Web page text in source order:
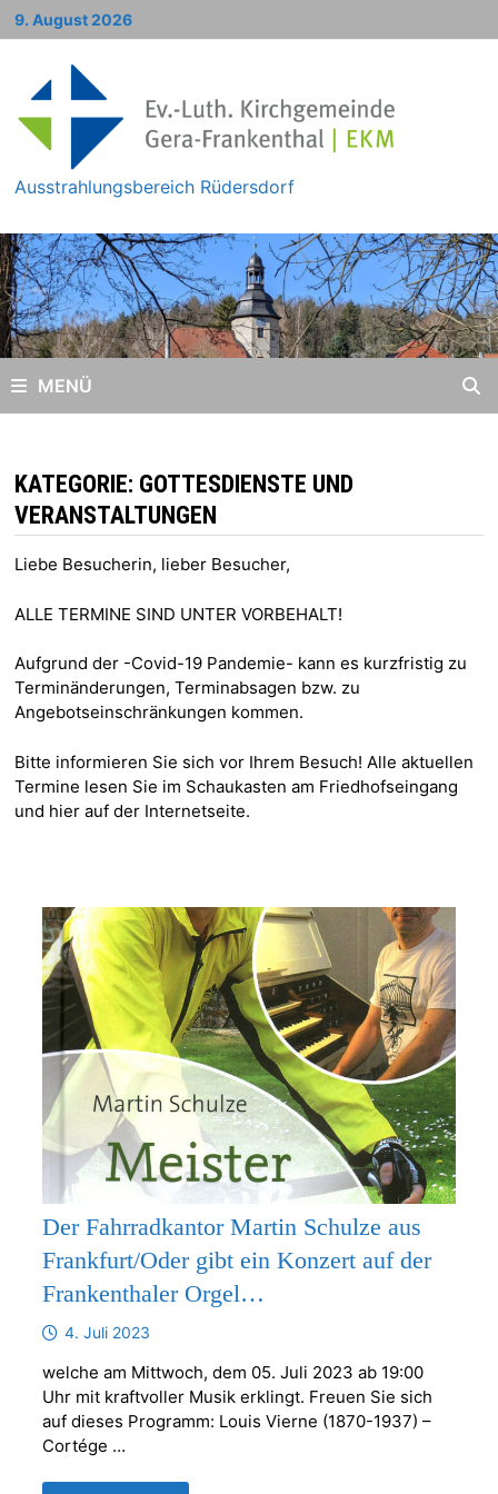
Zum
Inhalt
9. August 2026
Ausstrahlungsbereich Rüdersdorf
MENÜ
KATEGORIE: GOTTESDIENSTE UND
VERANSTALTUNGEN
Liebe Besucherin, lieber Besucher,
ALLE TERMINE SIND UNTER VORBEHALT!
Aufgrund der -Covid-19 Pandemie- kann es kurzfristig zu
Terminänderungen, Terminabsagen bzw. zu
Angebotseinschränkungen kommen.
Bitte informieren Sie sich vor Ihrem Besuch! Alle aktuellen
Termine lesen Sie im Schaukasten am Friedhofseingang
und hier auf der Internetseite.
Der Fahrradkantor Martin Schulze aus
Frankfurt/Oder gibt ein Konzert auf der
Frankenthaler Orgel…
4. Juli 2023
welche am Mittwoch, dem 05. Juli 2023 ab 19:00
Uhr mit kraftvoller Musik erklingt. Freuen Sie sich
auf dieses Programm: Louis Vierne (1870-1937) –
Cortége …